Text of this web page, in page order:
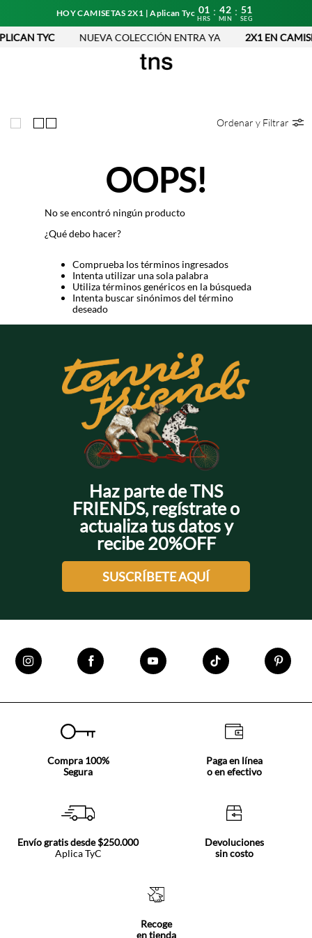
HOY CAMISETAS 2X1 | Aplican Tyc 01
HRS
: 42
MIN
: 51
SEG
TYC NUEVA COLECCIÓN ENTRA YA 2X1 EN
Ordenar y Filtrar
OOPS!
No se encontró ningún producto
¿Qué debo hacer?
Comprueba los términos ingresados
Intenta utilizar una sola palabra
Utiliza términos genéricos en la búsqueda
Intenta buscar sinónimos del término
deseado
Haz parte de TNS
FRIENDS, regístrate o
actualiza tus datos y
recibe 20%OFF
SUSCRÍBETE AQUÍ
Compra 100%
Segura
Paga en línea
o en efectivo
Envío gratis desde $250.000
Aplica TyC
Devoluciones
sin costo
Recoge
en tienda